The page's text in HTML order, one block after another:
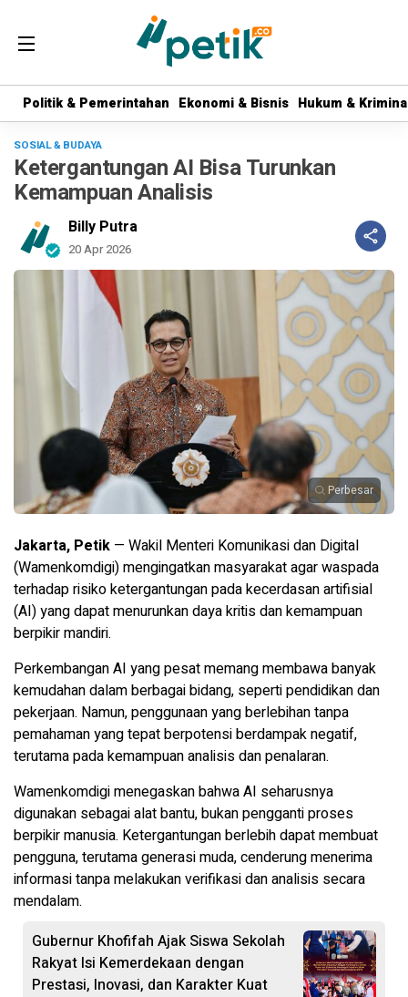
Politik & Pemerintahan Ekonomi & Bisnis Hukum &
Politik & Pemerintahan Ekonomi & Bisnis Hukum &
SOSIAL & BUDAYA
Ketergantungan AI Bisa Turunkan
Kemampuan Analisis
Billy Putra
20 Apr 2026
Perbesar
Jakarta, Petik — Wakil Menteri Komunikasi dan Digital
(Wamenkomdigi) mengingatkan masyarakat agar waspada
terhadap risiko ketergantungan pada kecerdasan artifisial
(AI) yang dapat menurunkan daya kritis dan kemampuan
berpikir mandiri.
Perkembangan AI yang pesat memang membawa banyak
kemudahan dalam berbagai bidang, seperti pendidikan dan
pekerjaan. Namun, penggunaan yang berlebihan tanpa
pemahaman yang tepat berpotensi berdampak negatif,
terutama pada kemampuan analisis dan penalaran.
Wamenkomdigi menegaskan bahwa AI seharusnya
digunakan sebagai alat bantu, bukan pengganti proses
berpikir manusia. Ketergantungan berlebih dapat membuat
pengguna, terutama generasi muda, cenderung menerima
informasi tanpa melakukan verifikasi dan analisis secara
mendalam.
Gubernur Khofifah Ajak Siswa Sekolah
Rakyat Isi Kemerdekaan dengan
Prestasi, Inovasi, dan Karakter Kuat